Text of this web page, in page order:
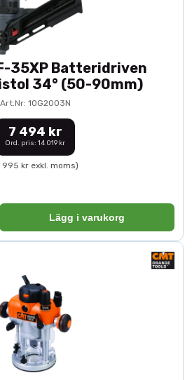
35XP Batteridriven
34° (50-90mm)
Art.Nr: 10G2003N
7 494 kr
Ord. pris: 14 019 kr
995 kr exkl. moms)
Lägg i varukorg